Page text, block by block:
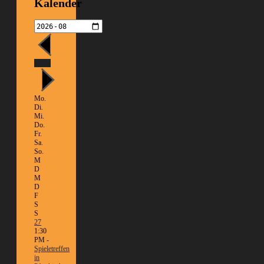
Kalender
Mo.
Di.
Mi.
Do.
Fr.
Sa.
So.
M
D
M
D
F
S
S
27
1:30
PM -
Spieletreffen
in